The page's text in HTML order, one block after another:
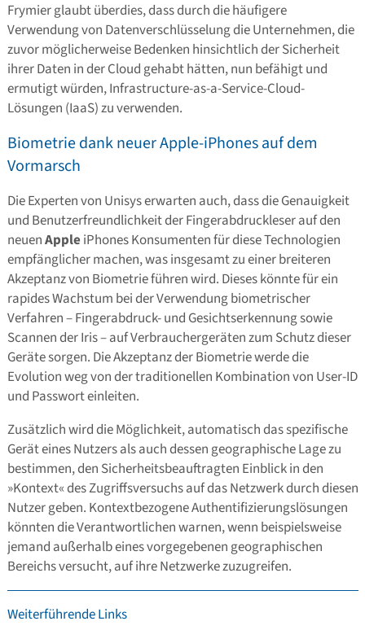
Frymier glaubt überdies, dass durch die häufigere
Verwendung von Datenverschlüsselung die Unternehmen, die
zuvor möglicherweise Bedenken hinsichtlich der Sicherheit
ihrer Daten in der Cloud gehabt hätten, nun befähigt und
ermutigt würden, Infrastructure-as-a-Service-Cloud-
Lösungen (IaaS) zu verwenden.
Biometrie dank neuer Apple-iPhones auf dem
Vormarsch
Die Experten von Unisys erwarten auch, dass die Genauigkeit
und Benutzerfreundlichkeit der Fingerabdruckleser auf den
neuenAppleiPhones Konsumenten für diese Technologien
empfänglicher machen, was insgesamt zu einer breiteren
Akzeptanz von Biometrie führen wird. Dieses könnte für ein
rapides Wachstum bei der Verwendung biometrischer
Verfahren – Fingerabdruck- und Gesichtserkennung sowie
Scannen der Iris – auf Verbrauchergeräten zum Schutz dieser
Geräte sorgen. Die Akzeptanz der Biometrie werde die
Evolution weg von der traditionellen Kombination von User-ID
und Passwort einleiten.
Zusätzlich wird die Möglichkeit, automatisch das spezifische
Gerät eines Nutzers als auch dessen geographische Lage zu
bestimmen, den Sicherheitsbeauftragten Einblick in den
»Kontext« des Zugriffsversuchs auf das Netzwerk durch diesen
Nutzer geben. Kontextbezogene Authentifizierungslösungen
könnten die Verantwortlichen warnen, wenn beispielsweise
jemand außerhalb eines vorgegebenen geographischen
Bereichs versucht, auf ihre Netzwerke zuzugreifen.
Weiterführende Links